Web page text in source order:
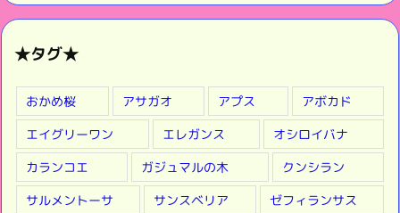
ー
カ
ブ
★タグ★
おかめ桜 アサガオ アプス
アボカド
エイグリーワン
エレガンス
オシロイバナ
カランコエ
ガジュマルの木
クンシラン
サルメントーサ
サンスベリア
ゼフィランサス